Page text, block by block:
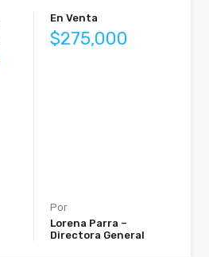
En Venta
$275,000
Por
Lorena Parra –
Directora General